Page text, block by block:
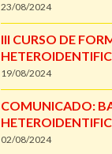
23/08/2024
III CURSO DE
19/08/2024
COMUNICADO:
02/08/2024